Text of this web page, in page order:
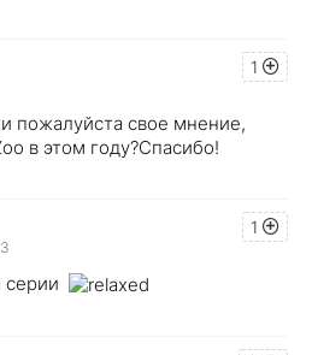
1
пожалуйста свое мнение,
в этом году?Спасибо!
1